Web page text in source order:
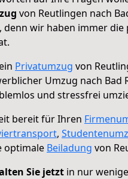
von Reutlingen nach
denn wir haben immer
Privatumzug von
Umzug nach Bad
und stressfrei
bereit für Ihren
,
optimale Beiladung von
Sie jetzt in nur